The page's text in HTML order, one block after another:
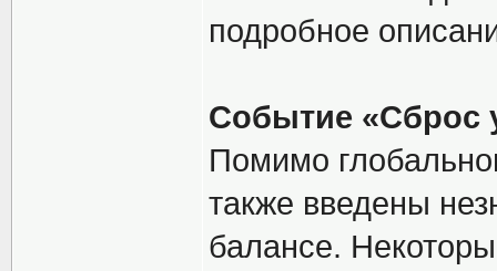
подробное
Событие «Сброс
Помимо
также введены
балансе.